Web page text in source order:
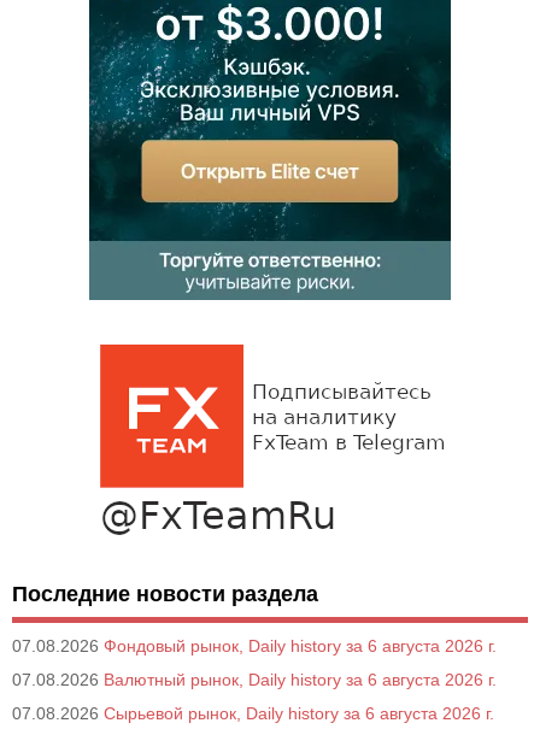
Последние новости раздела
07.08.2026 Фондовый рынок, Daily history за 6 августа 2026 г.
07.08.2026 Валютный рынок, Daily history за 6 августа 2026 г.
07.08.2026 Сырьевой рынок, Daily history за 6 августа 2026 г.